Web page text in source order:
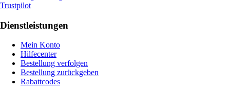
Trustpilot
Dienstleistungen
Mein Konto
Hilfecenter
Bestellung verfolgen
Bestellung zurückgeben
Rabattcodes